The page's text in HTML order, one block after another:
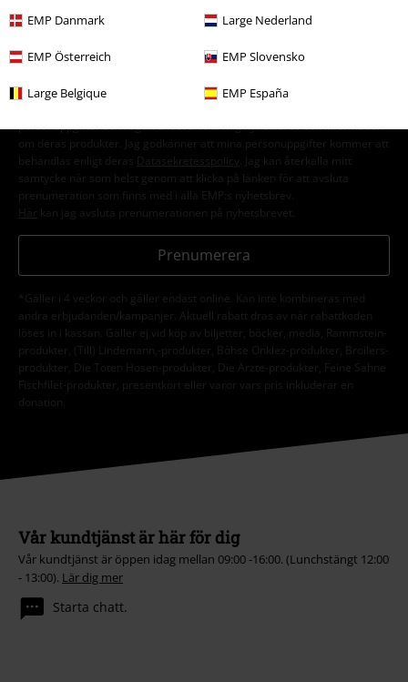
EMP Danmark Large Nederland
EMP Österreich EMP Slovensko
Large Belgique EMP España
personuppgifter och regelbundet skicka mig nyhetsbrev och information
om deras produkter. Jag godkänner att mina personuppgifter kommer att
behandlas enligt deras
Datasekretesspolicy
. Jag kan återkalla mitt
samtycke när som helst genom att klicka på länken för att avsluta
prenumeration som finns med i alla EMP:s nyhetsbrev.
Här kan jag avsluta prenumerationen på nyhetsbrevet.
Prenumerera
*Gäller i 4 veckor och gäller endast online. Kan inte kombineras med
andra erbjudanden/kampanjer. Aktuell rabatt dras av när rabattkoden
löses in i kassan. Gäller ej vid köp av biljetter, böcker, media, Rammstein-
produkter, (Till) Lindemann,-produkter, Böhse Onklez-produkter, Broilers-
produkter, Die Toten Hosen-produkter, Die Ärzte-produkter, Feine Sahne
Fischfilet-produkter, presentkort eller varor vars pris inkluderar en
donation.
Vår kundtjänst är här för dig
Vår kundtjänst är öppen idag mellan 09:00 -16:00. (Lunchstängt 12:00
- 13:00). Lär dig mer
Starta chatt.